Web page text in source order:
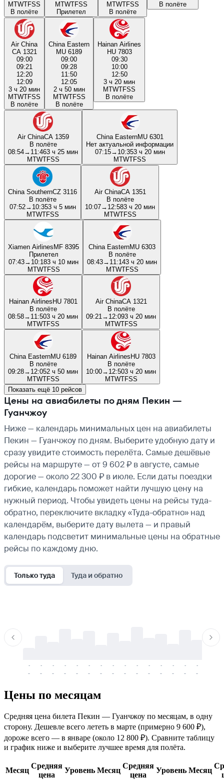
MTWTFSS
В полёте
MTWTFSS
Прилетел
MTWTFSS
В полёте
В полёте
Air China
CA 1321
09:00
09:21
12:20
12:09
3 ч 20 мин
MTWTFSS
В полёте
China Eastern
MU 6189
09:00
09:28
11:50
12:05
2 ч 50 мин
MTWTFSS
В полёте
Hainan Airlines
HU 7803
09:30
10:00
12:50
3 ч 20 мин
MTWTFSS
В полёте
Air ChinaCA 1359
В полёте
08:54→ 11:463 ч 25 мин
MTWTFSS
China EasternMU 6301
Нет актуальной информации
07:15→ 10:353 ч 20 мин
MTWTFSS
China SouthernCZ 3116
В полёте
07:52→ 10:353 ч 5 мин
MTWTFSS
Air ChinaCA 1351
В полёте
10:07→ 12:583 ч 20 мин
MTWTFSS
Xiamen AirlinesMF 8395
Прилетел
07:43→ 10:183 ч 10 мин
MTWTFSS
China EasternMU 6303
В полёте
08:43→ 11:143 ч 20 мин
MTWTFSS
Hainan AirlinesHU 7801
В полёте
08:58→ 11:503 ч 20 мин
MTWTFSS
Air ChinaCA 1321
В полёте
09:21 → 12:093 ч 20 мин
MTWTFSS
China EasternMU 6189
В полёте
09:28→ 12:052 ч 50 мин
MTWTFSS
Hainan AirlinesHU 7803
В полёте
10:00→ 12:503 ч 20 мин
MTWTFSS
Показать ещё 10 рейсов
Цены на авиабилеты по дням Пекин —
Гуанчжоу
Ниже — календарь минимальных цен на авиабилеты
Пекин — Гуанчжоу по дням. Выберите удобную дату и
сразу увидите стоимость перелёта. Самые дешёвые
рейсы на маршруте — от 9 602 ₽ в августе, самые
дорогие — около 22 300 ₽ в июле. Если даты поездки
гибкие, календарь поможет найти лучшую цену на
нужный период. Чтобы увидеть цены на рейсы туда-
обратно, переключите вкладку «Туда-обратно» над
календарём, выберите дату вылета — и правый
календарь подсветит минимальные цены на обратные
рейсы по каждому дню.
Только туда Туда и обратно
-
-
-
-
-
-
-
-
-
-
-
-
-
-
-
-
-
-
-
-
-
-
-
-
-
-
-
-
-
-
Цены по месяцам
Средняя цена билета Пекин — Гуанчжоу по месяцам, в одну
сторону. Дешевле всего лететь в марте (примерно 9 600 ₽),
дороже всего — в январе (около 12 800 ₽). Сравните таблицу
и график ниже и выберите лучшее время для полёта.
Месяц
Средняя
цена
Уровень Месяц
Средняя
цена
Уровень Месяц